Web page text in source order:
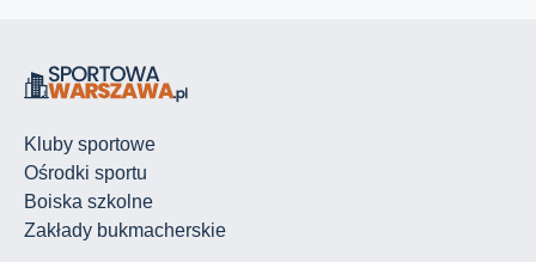
Kluby sportowe
Ośrodki sportu
Boiska szkolne
Zakłady bukmacherskie